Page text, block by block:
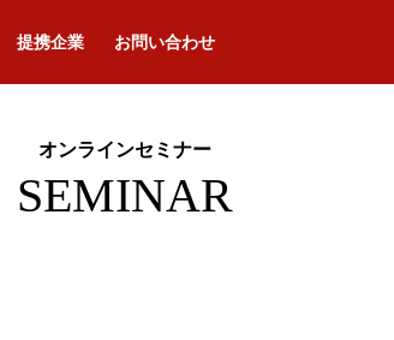
提携企業 お問い合わせ
オンラインセミナー
SEMINAR